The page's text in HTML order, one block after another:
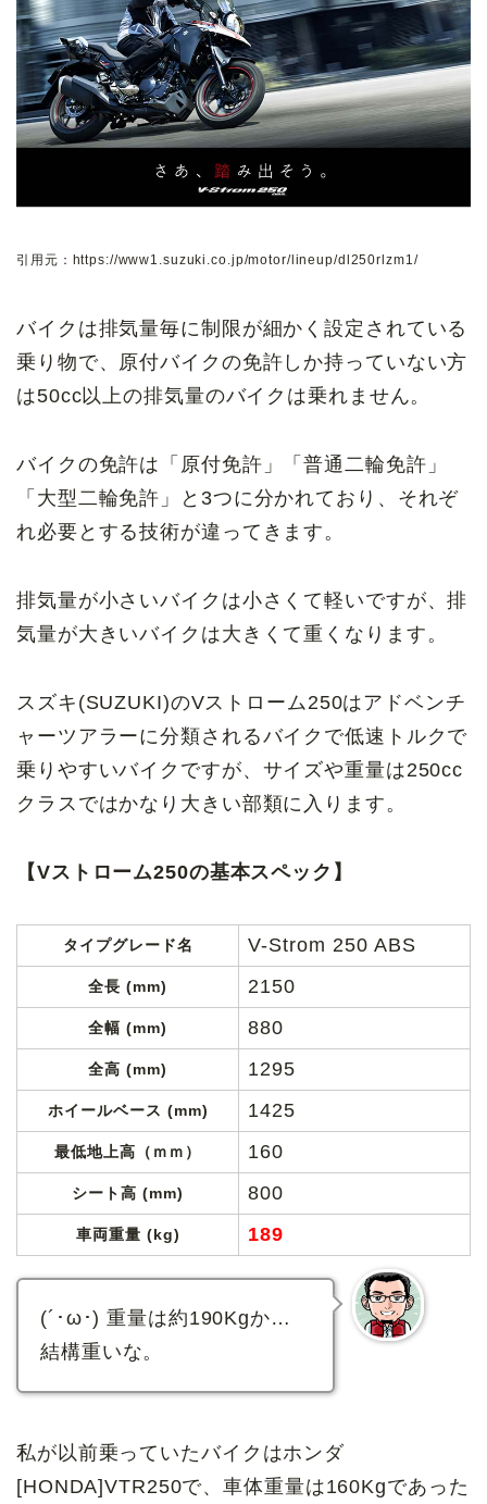
引用元：https://www1.suzuki.co.jp/motor/lineup/dl250rlzm1/
バイクは排気量毎に制限が細かく設定されている
乗り物で、原付バイクの免許しか持っていない方
は50cc以上の排気量のバイクは乗れません。
バイクの免許は「原付免許」「普通二輪免許」
「大型二輪免許」と3つに分かれており、それぞ
れ必要とする技術が違ってきます。
排気量が小さいバイクは小さくて軽いですが、排
気量が大きいバイクは大きくて重くなります。
スズキ(SUZUKI)のVストローム250はアドベンチ
ャーツアラーに分類されるバイクで低速トルクで
乗りやすいバイクですが、サイズや重量は250cc
クラスではかなり大きい部類に入ります。
【Vストローム250の基本スペック】
タイプグレード名 V-Strom 250 ABS
全長 (mm) 2150
全幅 (mm) 880
全高 (mm) 1295
ホイールベース (mm) 1425
最低地上高（ｍｍ） 160
シート高 (mm) 800
車両重量 (kg) 189
(´･ω･) 重量は約190Kgか…
結構重いな。
私が以前乗っていたバイクはホンダ
[HONDA]VTR250で、車体重量は160Kgであった